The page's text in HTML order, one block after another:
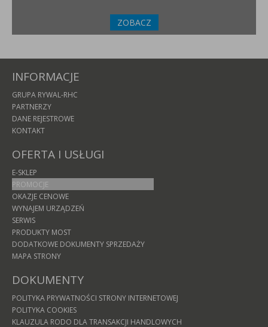
ZOBACZ
INFORMACJE
GRUPA RYWAL-RHC
PARTNERZY
DANE REJESTROWE
KONTAKT
OFERTA I USŁUGI
E-SKLEP
PROMOCJE
OKAZJE CENOWE
WYNAJEM URZĄDZEŃ
SERWIS
PRODUKTY MOST
DODATKOWE DOKUMENTY SPRZEDAŻY
MAPA STRONY
DOKUMENTY
POLITYKA PRYWATNOŚCI STRONY INTERNETOWEJ
POLITYKA COOKIES
KLAUZULA RODO DLA TRANSAKCJI HANDLOWYCH